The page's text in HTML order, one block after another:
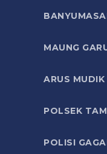
MAUNG
ARUS
POLSEK
POLISI